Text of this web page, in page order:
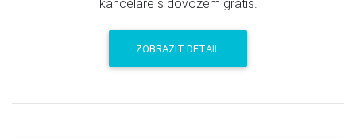
kanceláře s dovozem gratis.
ZOBRAZIT DETAIL